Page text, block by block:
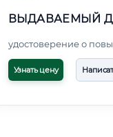
ВЫДАВАЕМЫЙ
удостоверение о
Узнать цену